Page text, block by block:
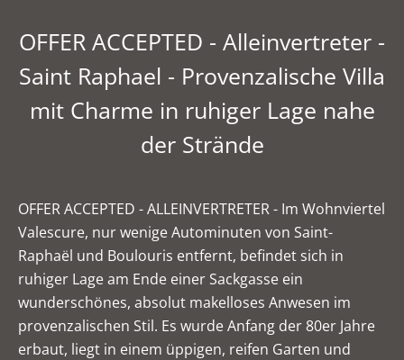
OFFER ACCEPTED - Alleinvertreter -
Saint Raphael - Provenzalische Villa
mit Charme in ruhiger Lage nahe
der Strände
OFFER ACCEPTED - ALLEINVERTRETER - Im Wohnviertel
Valescure, nur wenige Autominuten von Saint-
Raphaël und Boulouris entfernt, befindet sich in
ruhiger Lage am Ende einer Sackgasse ein
wunderschönes, absolut makelloses Anwesen im
provenzalischen Stil. Es wurde Anfang der 80er Jahre
erbaut, liegt in einem üppigen, reifen Garten und